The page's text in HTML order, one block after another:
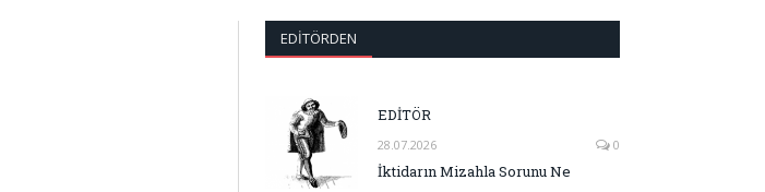
EDITÖRDEN
EDİTÖR
28.07.2026 0
İktidarın Mizahla Sorunu Ne